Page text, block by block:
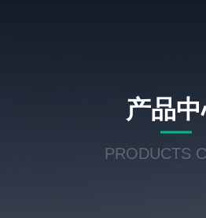
产品
PRODUCTS